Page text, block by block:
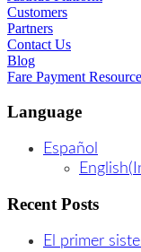
Customers
Partners
Contact Us
Blog
Fare Payment
Language
Español
English(
Recent Posts
El primer